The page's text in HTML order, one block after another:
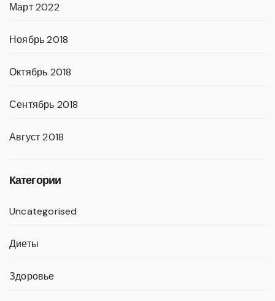
Март 2022
Ноябрь 2018
Октябрь 2018
Сентябрь 2018
Август 2018
Категории
Uncategorised
Диеты
Здоровье